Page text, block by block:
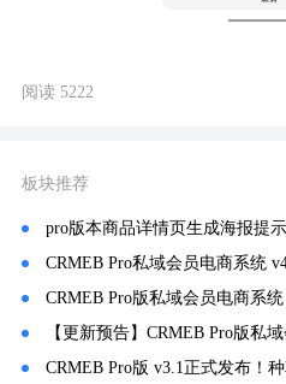
阅读 5222
板块推荐
pro版本商品详情页生成海报提示“小程序二维码
CRMEB Pro私域会员电商系统 v4.0正
CRMEB Pro版私域会员电商系
【更新预告】CRMEB Pro版私域
CRMEB Pro版 v3.1正式发布！